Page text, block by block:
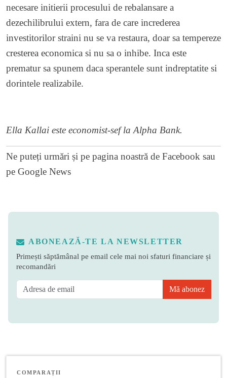
necesare initierii procesului de rebalansare a
dezechilibrului extern, fara de care increderea
investitorilor straini nu se va restaura, doar sa tempereze
cresterea economica si nu sa o inhibe. Inca este
prematur sa spunem daca sperantele sunt indreptatite si
dorintele realizabile.
Ella Kallai este economist-sef la Alpha Bank.
Ne puteți urmări și pe pagina noastră de Facebook sau
pe Google News
ABONEAZĂ-TE LA NEWSLETTER
Primești săptămânal pe email cele mai noi sfaturi financiare și
recomandări
Mă abonez
COMPARAȚII